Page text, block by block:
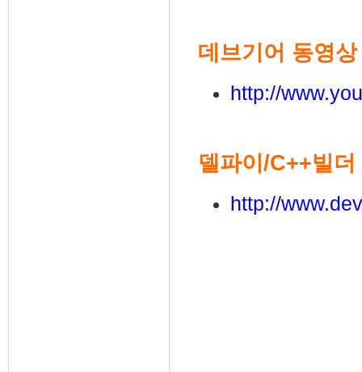
데브기어 동영
http://
델파이/C++빌
http://